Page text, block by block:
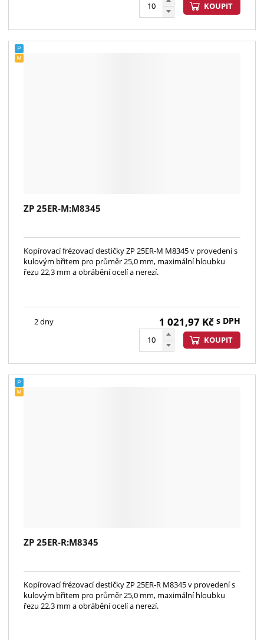
KOUPIT
ZP 25ER-M:M8345
Kopírovací frézovací destičky ZP 25ER-M M8345 v provedení s
kulovým břitem pro průměr 25,0 mm, maximální hloubku
řezu 22,3 mm a obrábění ocelí a nerezí.
2 dny 1 021,97 Kč s DPH
KOUPIT
ZP 25ER-R:M8345
Kopírovací frézovací destičky ZP 25ER-R M8345 v provedení s
kulovým břitem pro průměr 25,0 mm, maximální hloubku
řezu 22,3 mm a obrábění ocelí a nerezí.